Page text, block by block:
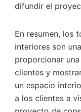
difundir el
En resumen, los
interiores son
proporcionar
clientes y
un espacio
a los clientes a